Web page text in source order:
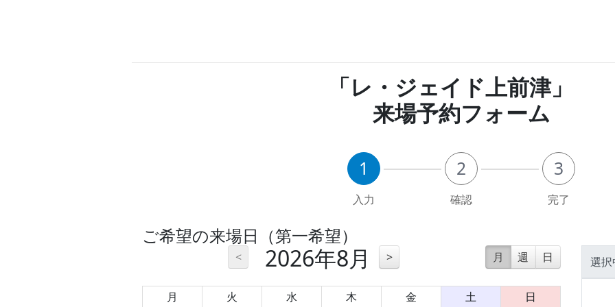
「レ・ジェイド上前津」
来場予約フォーム
1
入力
2
確認
3
完了
ご希望の来場日（第一希望）
月 週 日
< 2026年8月 >
月 火 水 木 金 土 日
選